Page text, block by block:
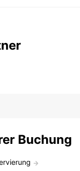
Buchung